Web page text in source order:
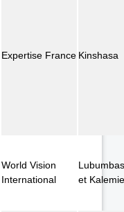
Expertise France Kinshasa
World Vision
International
et Kalemie